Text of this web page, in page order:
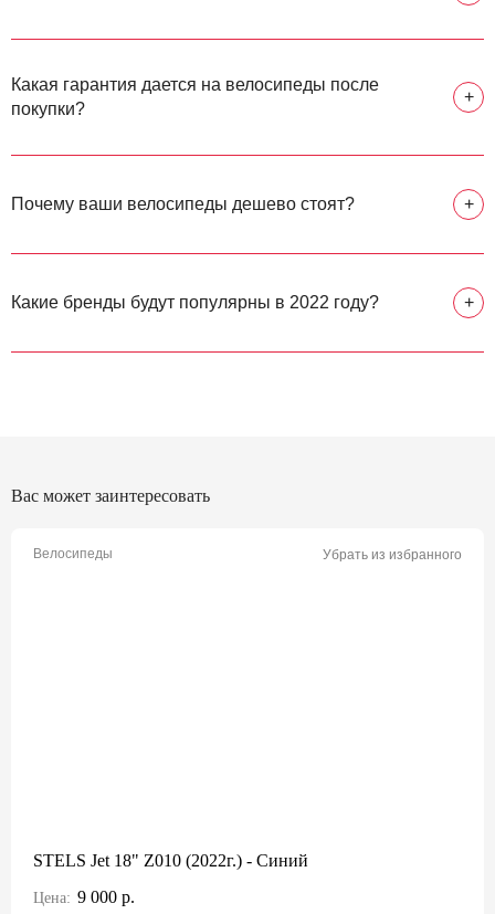
Какая гарантия дается на велосипеды после
покупки?
+
Почему ваши велосипеды дешево стоят? +
Какие бренды будут популярны в 2022 году? +
Вас может заинтересовать
Велосипеды Убрать из избранного
STELS Jet 18" Z010 (2022г.) - Синий
Цена: 9 000 р.